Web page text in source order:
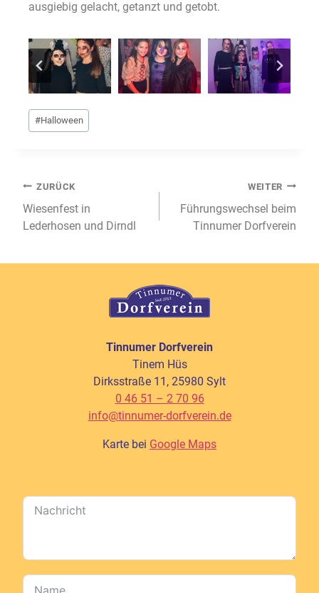
ausgiebig gelacht, getanzt und getobt.
Schlagworte:
#Halloween
Beitragsnavigation
ZURÜCK
Wiesenfest in
Lederhosen und Dirndl
WEITER
Führungswechsel beim
Tinnumer Dorfverein
Tinnumer Dorfverein
Tinem Hüs
Dirksstraße 11, 25980 Sylt
0 46 51 – 2 70 96
info@tinnumer-dorfverein.de
Karte bei Google Maps